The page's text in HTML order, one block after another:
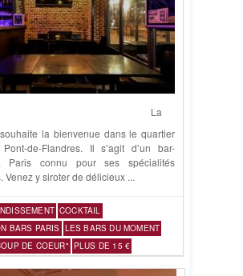
La
la bienvenue dans le quartier
de-Flandres. Il s’agit d’un bar-
Paris connu pour ses spécialités
Venez y siroter de délicieux ...
COCKTAIL
BARS PARIS LES BARS DU MOMENT
DE COEUR" PLUS DE 15 €